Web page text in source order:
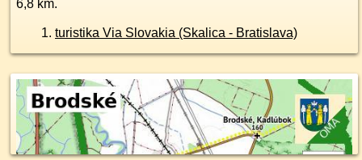
6,8 km.
turistika Via Slovakia (Skalica - Bratislava)